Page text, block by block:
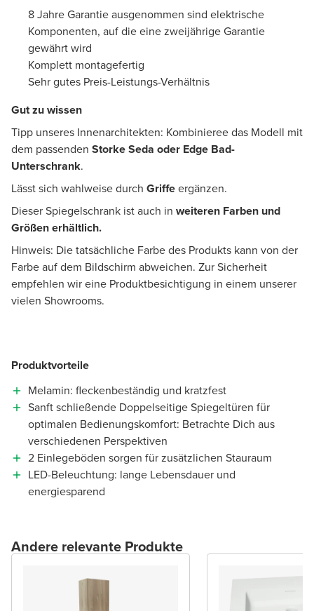
8 Jahre Garantie ausgenommen sind elektrische
Komponenten, auf die eine zweijährige Garantie
gewährt wird
Komplett montagefertig
Sehr gutes Preis-Leistungs-Verhältnis
Gut zu wissen
Tipp unseres Innenarchitekten: Kombinieree das Modell mit
dem passenden Storke Seda oder Edge Bad-
Unterschrank.
Lässt sich wahlweise durch Griffeergänzen.
Dieser Spiegelschrank ist auch in weiteren Farben und
Größen erhältlich.
Hinweis: Die tatsächliche Farbe des Produkts kann von der
Farbe auf dem Bildschirm abweichen. Zur Sicherheit
empfehlen wir eine Produktbesichtigung in einem unserer
vielen Showrooms.
Produktvorteile
Melamin: fleckenbeständig und kratzfest
Sanft schließende Doppelseitige Spiegeltüren für
optimalen Bedienungskomfort: Betrachte Dich aus
verschiedenen Perspektiven
2 Einlegeböden sorgen für zusätzlichen Stauraum
LED-Beleuchtung: lange Lebensdauer und
energiesparend
Andere relevante Produkte